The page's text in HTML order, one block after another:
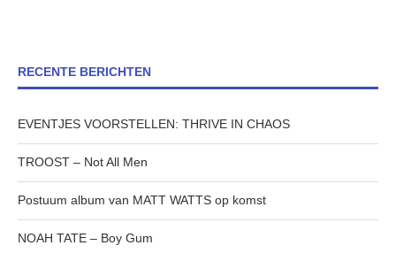
RECENTE BERICHTEN
EVENTJES VOORSTELLEN: THRIVE IN CHAOS
TROOST – Not All Men
Postuum album van MATT WATTS op komst
NOAH TATE – Boy Gum